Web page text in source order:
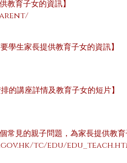
教育子女的資訊】
學生家長提供教育子女的資訊】
講座詳情及教育子女的短片】
常見的親子問題，為家長提供教育
tc/edu/